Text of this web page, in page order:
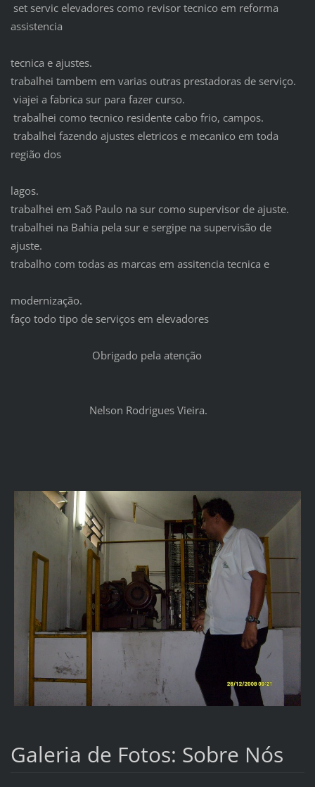
set servic elevadores como revisor tecnico em reforma
assistencia
tecnica e ajustes.
trabalhei tambem em varias outras prestadoras de serviço.
viajei a fabrica sur para fazer curso.
trabalhei como tecnico residente cabo frio, campos.
trabalhei fazendo ajustes eletricos e mecanico em toda
região dos
lagos.
trabalhei em Saõ Paulo na sur como supervisor de ajuste.
trabalhei na Bahia pela sur e sergipe na supervisão de
ajuste.
trabalho com todas as marcas em assitencia tecnica e
modernização.
faço todo tipo de serviços em elevadores
Obrigado pela atenção
Nelson Rodrigues Vieira.
Galeria de Fotos: Sobre Nós